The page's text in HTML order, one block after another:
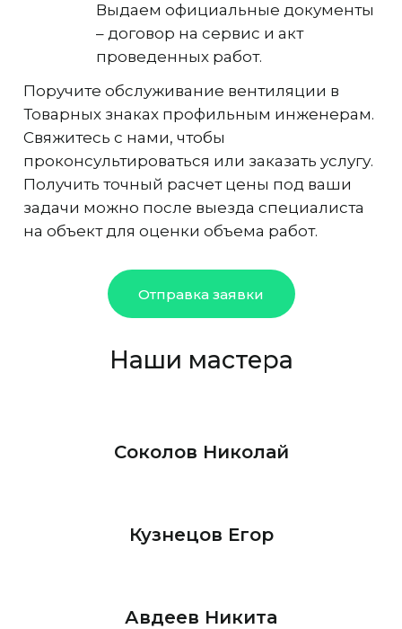
Выдаем официальные документы
– договор на сервис и акт
проведенных работ.
Поручите обслуживание вентиляции в
Товарных знаках профильным инженерам.
Свяжитесь с нами, чтобы
проконсультироваться или заказать услугу.
Получить точный расчет цены под ваши
задачи можно после выезда специалиста
на объект для оценки объема работ.
Отправка заявки
Наши мастера
Соколов Николай
Кузнецов Егор
Авдеев Никита